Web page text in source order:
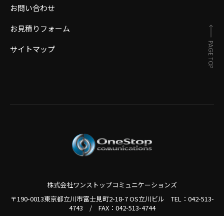
お問い合わせ
お見積りフォーム
サイトマップ
株式会社ワンストップコミュニケーションズ
〒190-0013東京都立川市富士見町2-18-7 OS立川ビル TEL： 042-513-
4743 / FAX：042-513-4744
PAGE TOP